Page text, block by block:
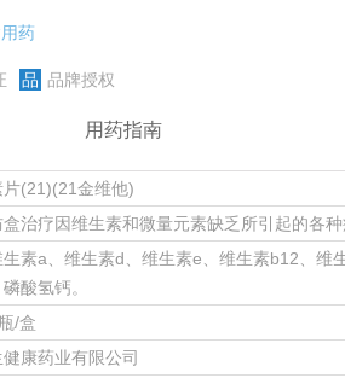
药
品 品牌授权
用药指南
片(21)(21金维他)
治疗因维生素和微量元素缺乏所引起的各种
素a、维生素d、维生素e、维生素b12、维
酸氢钙。
/盒
康药业有限公司